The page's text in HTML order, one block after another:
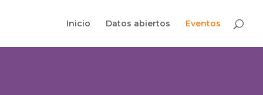
Inicio Datos abiertos Eventos